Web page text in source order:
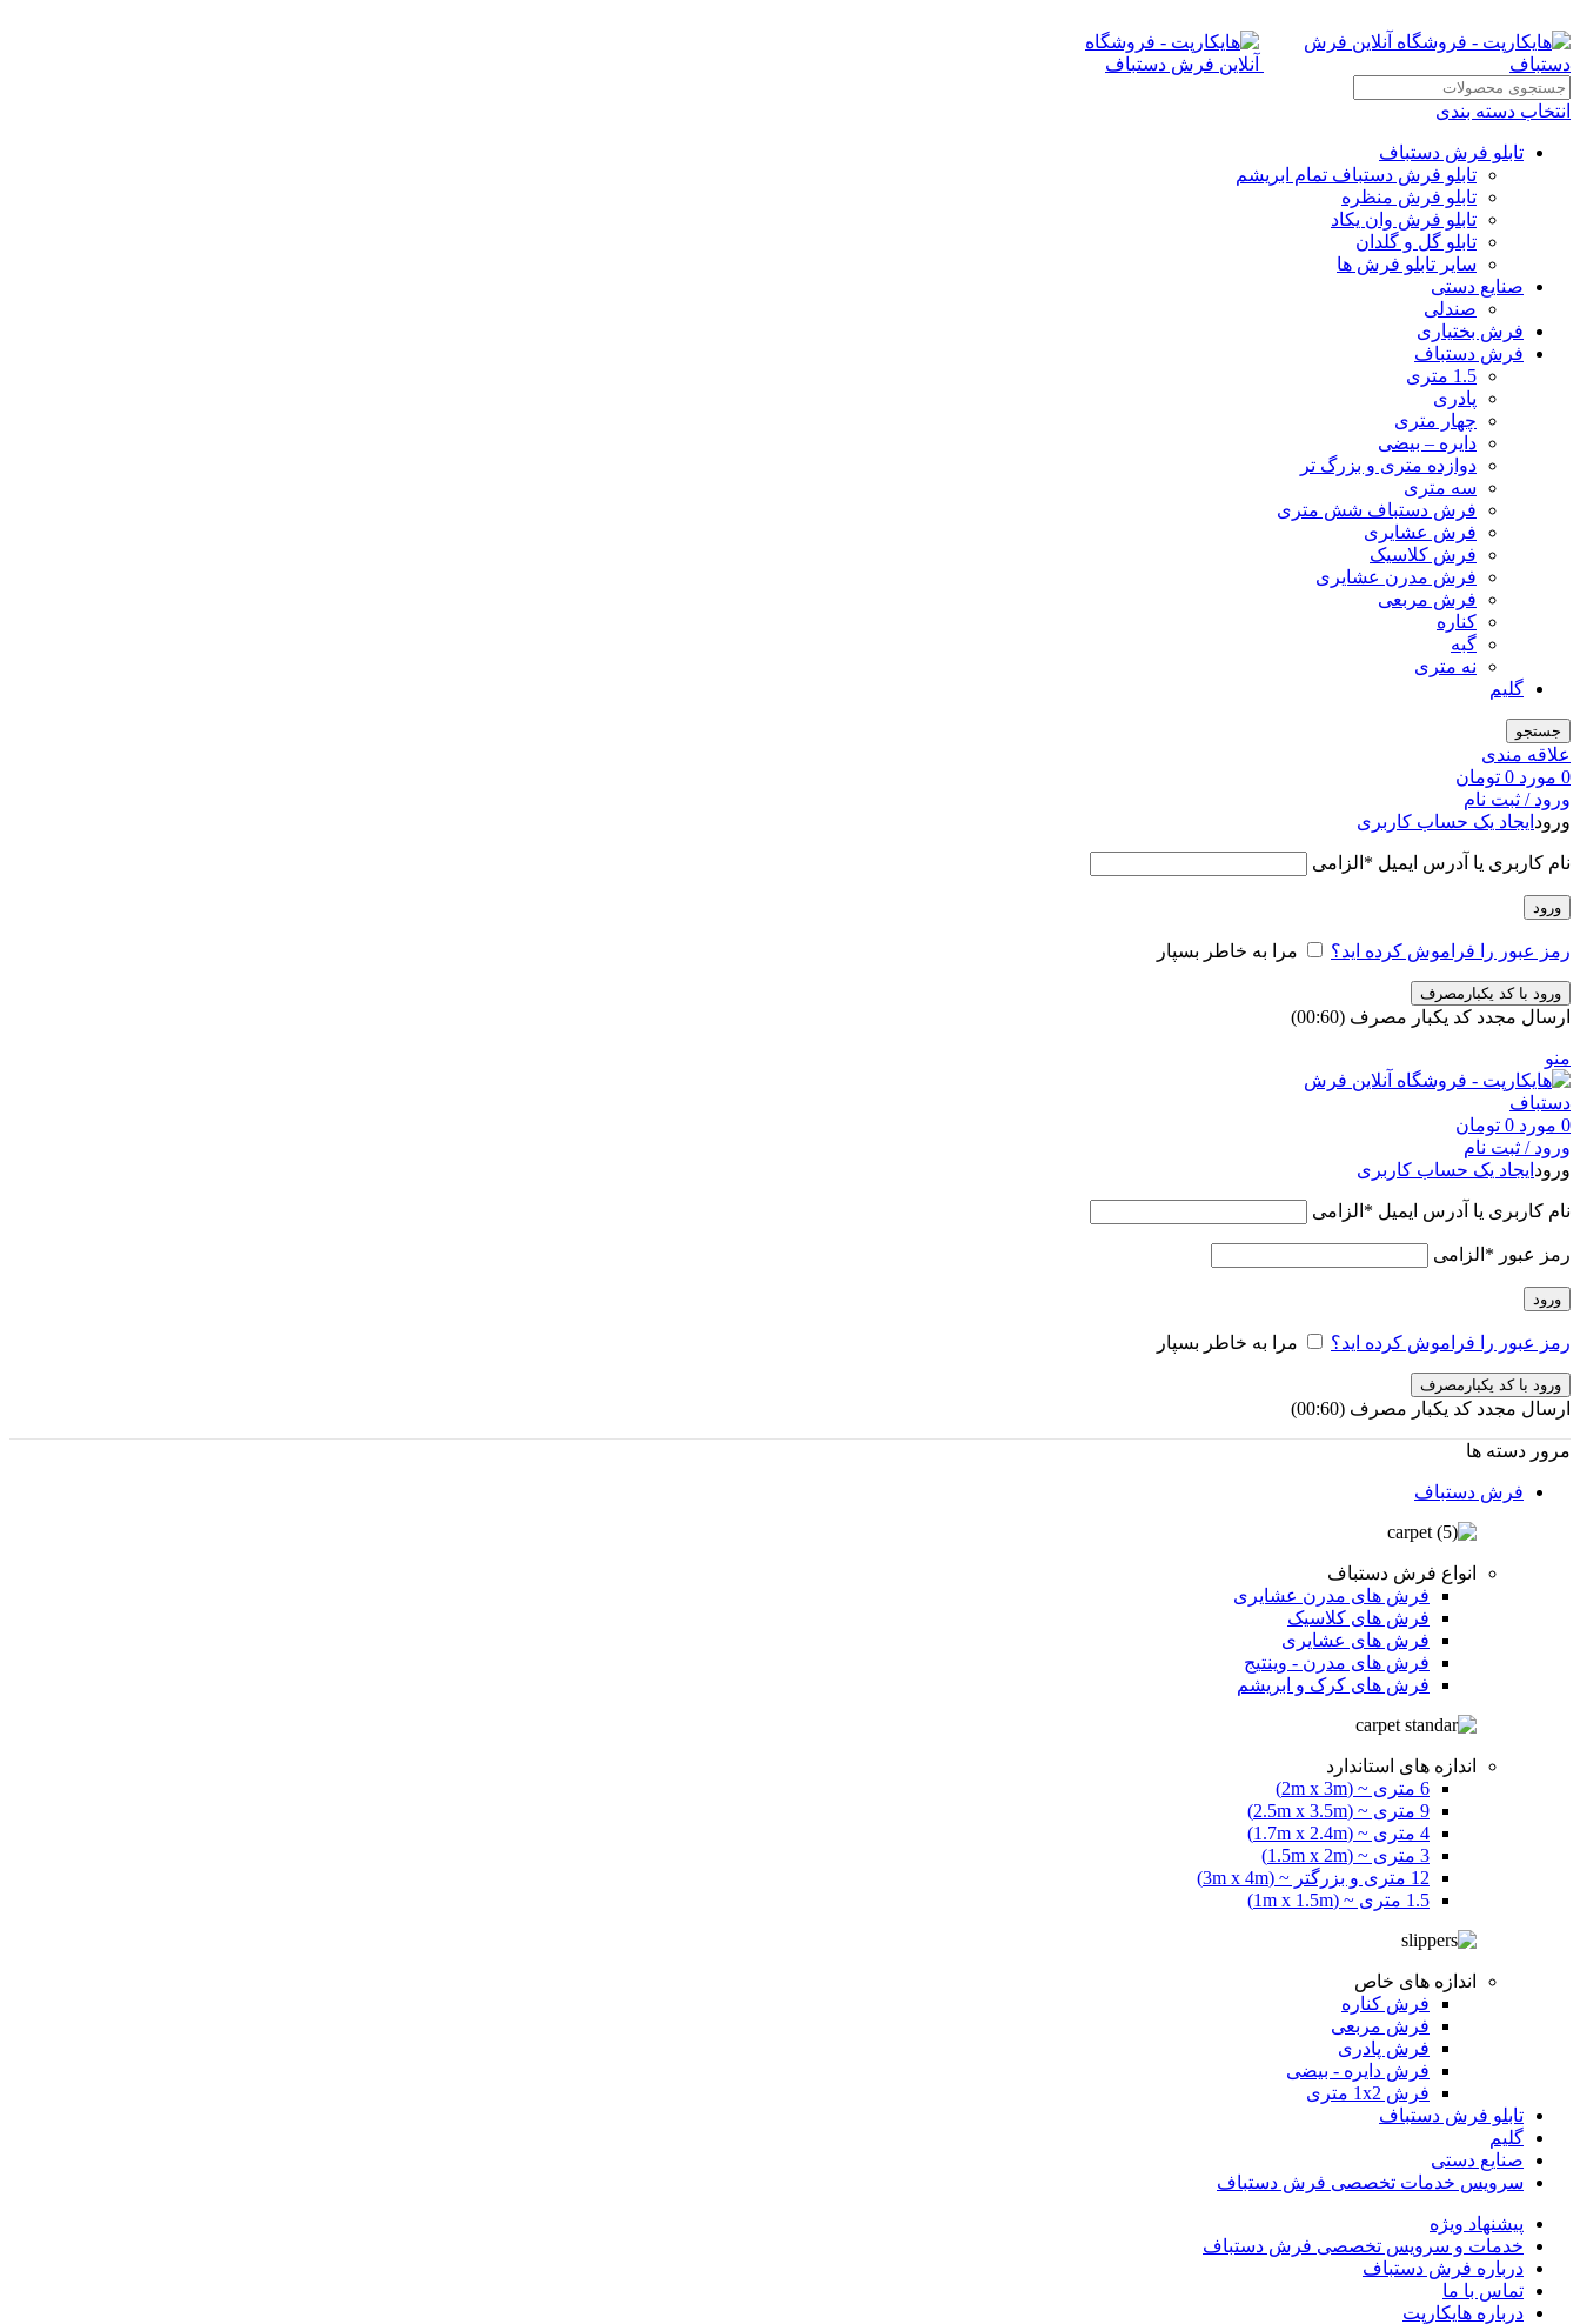
انتخاب دسته بندی
تابلو فرش دستباف
تابلو فرش دستباف تمام ابریشم
تابلو فرش منظره
تابلو فرش وان یکاد
تابلو گل و گلدان
سایر تابلو فرش ها
صنایع دستی
صندلی
فرش بختیاری
فرش دستباف
1.5 متری
پادری
چهار متری
دایره – بیضی
دوازده متری و بزرگ تر
سه متری
فرش دستباف شش متری
فرش عشایری
فرش کلاسیک
فرش مدرن عشایری
فرش مربعی
کناره
گبه
نه متری
گلیم
جستجو
علاقه مندی
0 مورد 0 تومان
ورود / ثبت نام
ورود ایجاد یک حساب کاربری
نام کاربری یا آدرس ایمیل * الزامی
ورود
رمز عبور را فراموش کرده اید؟ مرا به خاطر بسپار
ورود با کد یکبارمصرف
ارسال مجدد کد یکبار مصرف (00:
60
)
منو
0 مورد 0 تومان
ورود / ثبت نام
ورود ایجاد یک حساب کاربری
نام کاربری یا آدرس ایمیل * الزامی
رمز عبور * الزامی
ورود
رمز عبور را فراموش کرده اید؟ مرا به خاطر بسپار
ورود با کد یکبارمصرف
ارسال مجدد کد یکبار مصرف (00:
60
)
مرور دسته ها
فرش دستباف
انواع فرش دستباف
فرش های مدرن عشایری
فرش های کلاسیک
فرش های عشایری
فرش های مدرن - وینتیج
فرش های کرک و ابریشم
اندازه های استاندارد
6 متری ~ (2m x 3m)
9 متری ~ (2.5m x 3.5m)
4 متری ~ (1.7m x 2.4m)
3 متری ~ (1.5m x 2m)
12 متری و بزرگتر ~ (3m x 4m)
1.5 متری ~ (1m x 1.5m)
اندازه های خاص
فرش کناره
فرش مربعی
فرش پادری
فرش دایره - بیضی
فرش 1x2 متری
تابلو فرش دستباف
گلیم
صنایع دستی
سرویس خدمات تخصصی فرش دستباف
پیشنهاد ویژه
خدمات و سرویس تخصصی فرش دستباف
درباره فرش دستباف
تماس با ما
درباره هایکارپت